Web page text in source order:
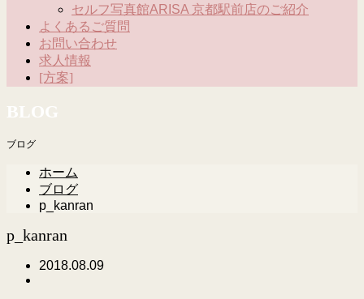
セルフ写真館ARISA 京都駅前店のご紹介
よくあるご質問
お問い合わせ
求人情報
[方案]
BLOG
ブログ
ホーム
ブログ
p_kanran
p_kanran
2018.08.09